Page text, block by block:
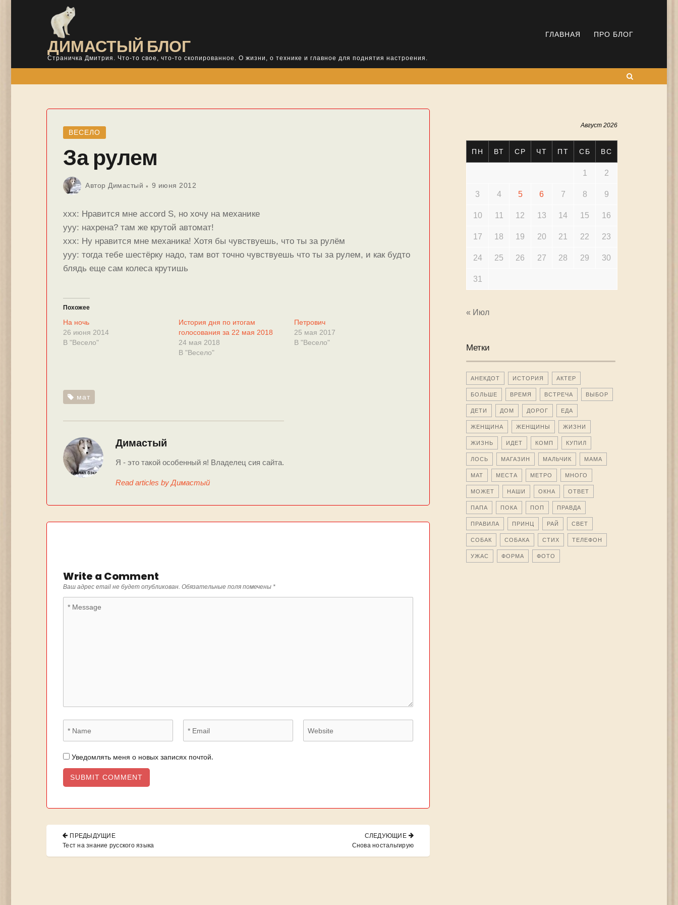
ДИМАСТЫЙ БЛОГ
Страничка Дмитрия. Что-то свое, что-то скопированное. О жизни, о технике и главное для поднятия настроения.
ГЛАВНАЯ ПРО БЛОГ
ВЕСЕЛО
За рулем
Автор Димастый 9 июня 2012
ххх: Нравится мне accord S, но хочу на механике
yyy: нахрена? там же крутой автомат!
xxx: Ну нравится мне механика! Хотя бы чувствуешь, что ты за рулём
yyy: тогда тебе шестёрку надо, там вот точно чувствуешь что ты за рулем, и как будто
блядь еще сам колеса крутишь
Похожее
На ночь
26 июня 2014
В "Весело"
История дня по итогам
голосования за 22 мая 2018
24 мая 2018
В "Весело"
Петрович
25 мая 2017
В "Весело"
мат
Димастый
Я - это такой особенный я! Владелец сия сайта.
Read articles by Димастый
Write a Comment
Ваш адрес email не будет опубликован. Обязательные поля помечены *
Уведомлять меня о новых записях почтой.
Навигация
по
записям
ПРЕДЫДУЩИЕ
PREVIOUS
Тест на знание русского языка
СЛЕДУЮЩИЕ
NEXT
Снова ностальгирую
Август 2026
ПН ВТ СР ЧТ ПТ СБ ВС
1 2
3 4 5 6 7 8 9
10 11 12 13 14 15 16
17 18 19 20 21 22 23
24 25 26 27 28 29 30
31
« Июл
Метки
АНЕКДОТ ИСТОРИЯ АКТЕР
БОЛЬШЕ ВРЕМЯ ВСТРЕЧА ВЫБОР
ДЕТИ ДОМ ДОРОГ ЕДА
ЖЕНЩИНА ЖЕНЩИНЫ ЖИЗНИ
ЖИЗНЬ ИДЕТ КОМП КУПИЛ
ЛОСЬ МАГАЗИН МАЛЬЧИК МАМА
МАТ МЕСТА МЕТРО МНОГО
МОЖЕТ НАШИ ОКНА ОТВЕТ
ПАПА ПОКА ПОП ПРАВДА
ПРАВИЛА ПРИНЦ РАЙ СВЕТ
СОБАК СОБАКА СТИХ ТЕЛЕФОН
УЖАС ФОРМА ФОТО